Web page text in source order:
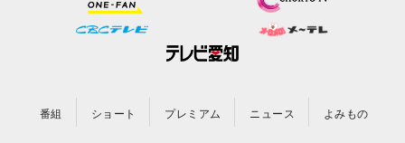
番組 ショート プレミアム ニュース よみもの